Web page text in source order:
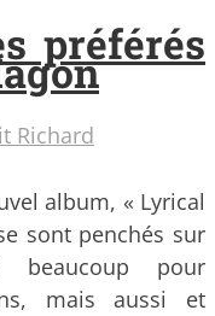
préférés
Richard
album, « Lyrical
sont penchés sur
pour
mais aussi et